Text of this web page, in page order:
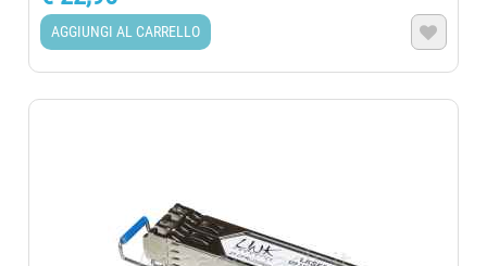
AGGIUNGI AL CARRELLO 